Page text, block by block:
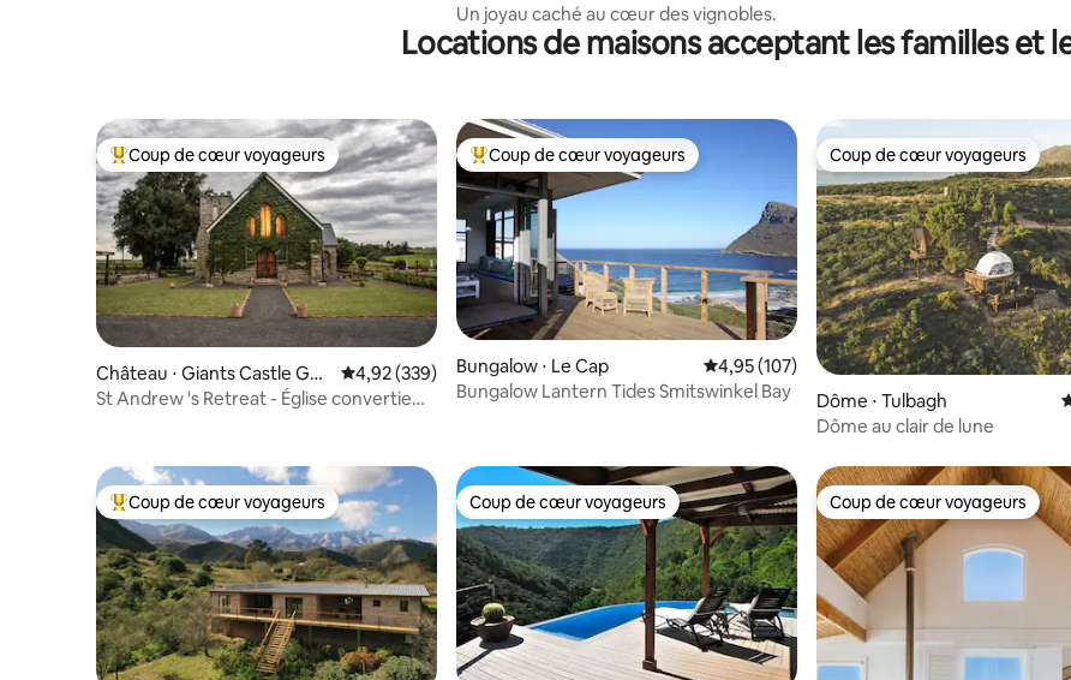
Un joyau caché au cœur des vignobles.
Locations de maisons acceptant les familles et
Coups de cœur voyageurs les plus appréciés
Coup de cœur voyageurs
Château ⋅ Giants Castle Ga
me Reserve
Évaluation moyenne sur la base de 339 commentaires : 4,92 sur 5
4,92 (339)
St Andrew 's Retreat - Église convertie
Coups de cœur voyageurs les plus appréciés
Coup de cœur voyageurs
Bungalow ⋅ Le Cap Évaluation moyenne sur la base de 107
4,95 (107)
Bungalow Lantern Tides Smitswinkel Bay
Coup de cœur voyageurs
Coup de cœur voyageurs
Dôme ⋅ Tulbagh
Dôme au clair de lune
Coups de cœur voyageurs les plus appréciés
Coup de cœur voyageurs Coup de cœur voyageurs
Coup de cœur voyageurs Coup de cœur voyageurs
Coup de cœur voyageurs